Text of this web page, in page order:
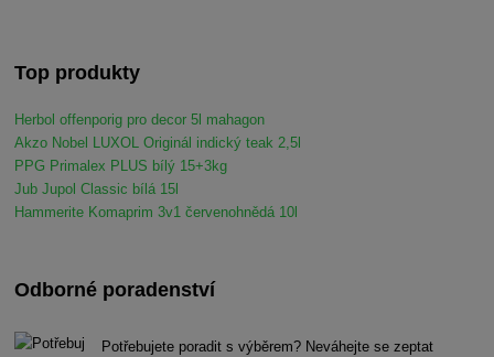
Top produkty
Herbol offenporig pro decor 5l mahagon
Akzo Nobel LUXOL Originál indický teak 2,5l
PPG Primalex PLUS bílý 15+3kg
Jub Jupol Classic bílá 15l
Hammerite Komaprim 3v1 červenohnědá 10l
Odborné poradenství
Potřebujete poradit s výběrem? Neváhejte se zeptat